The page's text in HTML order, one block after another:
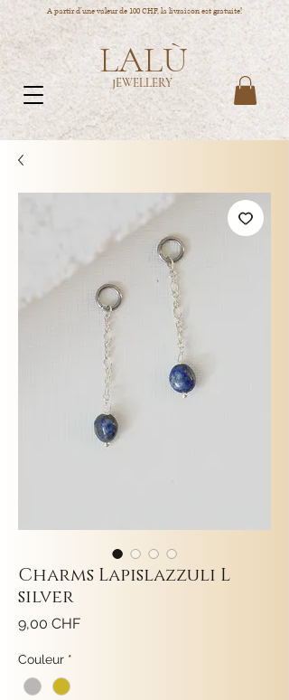
A partir d'une valeur de 100 CHF, la livraison est gratuite!
LALÙ
JEWELLERY
Charms Lapislazzuli L
silver
9,00 CHFPrix
Couleur *